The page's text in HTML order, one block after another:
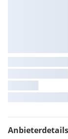
Anbieterdetails